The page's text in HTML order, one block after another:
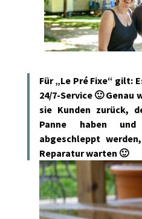
Für „Le Pré Fixe“ gilt:
24/7-Service 🙂 Genau
sie Kunden zurück,
Panne haben und
abgeschleppt
Reparatur warten 🙂